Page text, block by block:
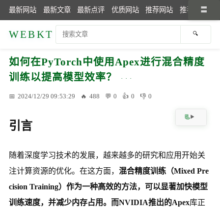
最新网站 最新文章 最新点评 优质网站 推荐网站 推荐文章
WEBKT
如何在PyTorch中使用Apex进行混合精度
训练以提高模型效率？
2024/12/29 09:53:29 488 0 0 0
引言
随着深度学习技术的发展，越来越多的研究和应用开始关
注计算资源的优化。在这方面， 混合精度训练（Mixed Pre
cision Training） 作为一种高效的方法，可以显著加快模型
训练速度，并减少内存占用。而NVIDIA推出的Apex库正